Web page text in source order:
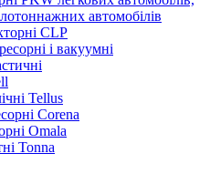
автомобілів
CLP
і вакуумні
Tellus
Corena
Omala
Tonna